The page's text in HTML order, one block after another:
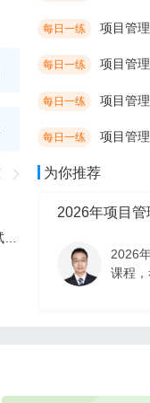
项目管理认证PM®和信息系统项目管理师考试的区别
每日一练 项目管
每日一练 项目管
每日一练 项目管
每日一练 项目管
为你推荐
2026年项目管
2026
课程
2026
课程